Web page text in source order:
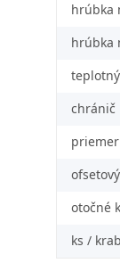
hrúbka
hrúbka
chránič
otočné
ks /